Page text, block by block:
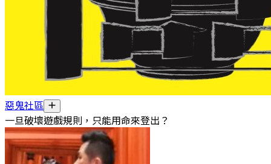
惡鬼社區
一旦破壞遊戲規則，只能用命來登出？